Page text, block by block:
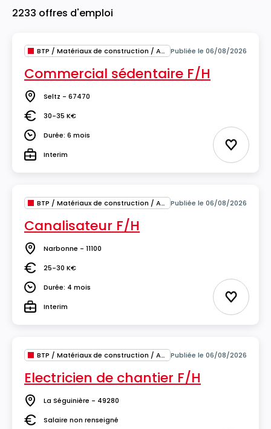
2233 offres d'emploi
BTP / Matériaux de construction / Architecture Publiée le 06/08/2026
Commercial sédentaire F/H
Lieu Seltz - 67470
Salaire30-35 K€
DuréeDurée: 6 mois
TypeInterim Ajouter
BTP / Matériaux de construction / Architecture Publiée le 06/08/2026
Canalisateur F/H
Lieu Narbonne - 11100
Salaire25-30 K€
DuréeDurée: 4 mois
TypeInterim Ajouter
BTP / Matériaux de construction / Architecture Publiée le 06/08/2026
Electricien de chantier F/H
Lieu La Séguinière - 49280
SalaireSalaire non renseigné